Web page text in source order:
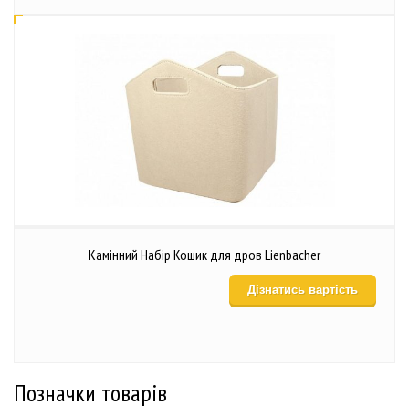
Камінний Набір Кошик для дров Lienbacher
Дізнатись вартість
Позначки товарів